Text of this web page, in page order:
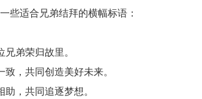
些适合兄弟结拜的横幅标语：
弟荣归故里。
，共同创造美好未来。
，共同追逐梦想。